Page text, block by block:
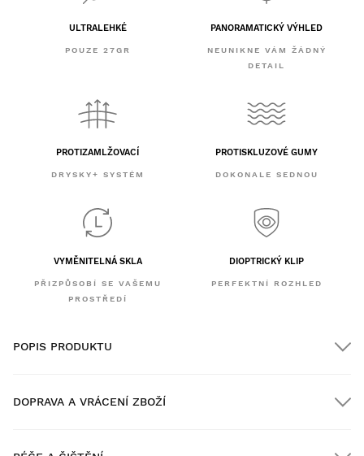
ULTRALEHKÉ
POUZE 27GR
PANORAMATICKÝ VÝHLED
NEUNIKNE VÁM ŽÁDNÝ
DETAIL
PROTIZAMLŽOVACÍ
DRYSKY+ SYSTÉM
PROTISKLUZOVÉ GUMY
DOKONALE SEDNOU
VYMĚNITELNÁ SKLA
PŘIZPŮSOBÍ SE VAŠEMU
PROSTŘEDÍ
DIOPTRICKÝ KLIP
PERFEKTNÍ ROZHLED
POPIS PRODUKTU
DOPRAVA A VRÁCENÍ ZBOŽÍ